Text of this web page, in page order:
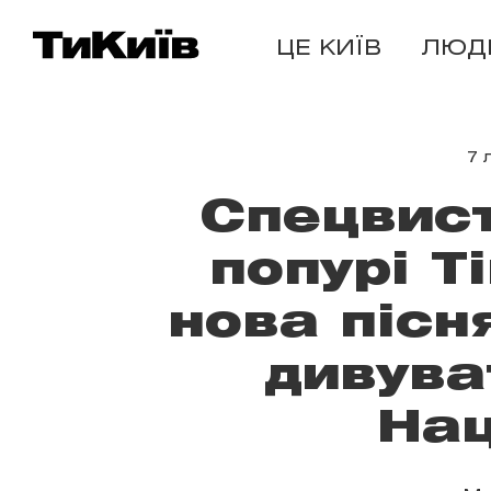
ЦЕ КИЇВ
7
попурі
нова